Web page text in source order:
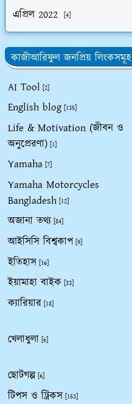
এপ্রিল 2022
[4]
কাজীআরিফুল জনপ্রিয় লিংকসমূহ
AI Tool [2]
English blog [135]
Life & Motivation (জীবন ও
অনুপ্রেরণা) [1]
Yamaha [7]
Yamaha Motorcycles
Bangladesh [12]
অজানা তথ্য [84]
আইসিসি বিশ্বকাপ [9]
ইতিহাস [16]
ইয়ামাহা বাইক [33]
ক্যারিয়ার [18]
খেলাধুলা [6]
ছোটগল্প [6]
টিপস ও ট্রিকস [153]